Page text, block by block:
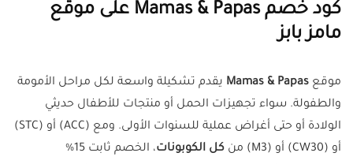
كود خصم Mamas & Papas على موقع
مامز بابز
موقع Mamas & Papas يقدم تشكيلة واسعة لكل مراحل الأمومة
والطفولة. سواء تجهيزات الحمل أو منتجات للأطفال حديثي
الولادة أو حتى أغراض عملية للسنوات الأولى. ومع (ACC) أو (STC)
أو (CW30) أو (M3) من
كل الكوبونات
، الخصم ثابت 15%